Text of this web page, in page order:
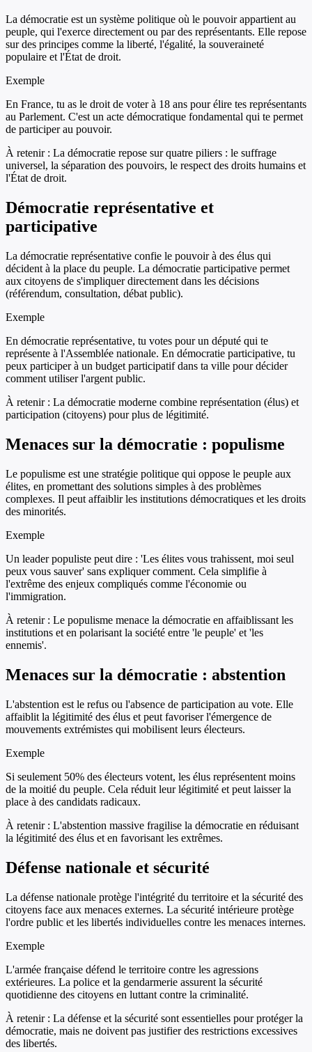
La démocratie est un système politique où le pouvoir appartient au
peuple, qui l'exerce directement ou par des représentants. Elle repose
sur des principes comme la liberté, l'égalité, la souveraineté
populaire et l'État de droit.
Exemple
En France, tu as le droit de voter à 18 ans pour élire tes représentants
au Parlement. C'est un acte démocratique fondamental qui te permet
de participer au pouvoir.
À retenir : La démocratie repose sur quatre piliers : le suffrage
universel, la séparation des pouvoirs, le respect des droits humains et
l'État de droit.
Démocratie représentative et
participative
La démocratie représentative confie le pouvoir à des élus qui
décident à la place du peuple. La démocratie participative permet
aux citoyens de s'impliquer directement dans les décisions
(référendum, consultation, débat public).
Exemple
En démocratie représentative, tu votes pour un député qui te
représente à l'Assemblée nationale. En démocratie participative, tu
peux participer à un budget participatif dans ta ville pour décider
comment utiliser l'argent public.
À retenir : La démocratie moderne combine représentation (élus) et
participation (citoyens) pour plus de légitimité.
Menaces sur la démocratie : populisme
Le populisme est une stratégie politique qui oppose le peuple aux
élites, en promettant des solutions simples à des problèmes
complexes. Il peut affaiblir les institutions démocratiques et les droits
des minorités.
Exemple
Un leader populiste peut dire : 'Les élites vous trahissent, moi seul
peux vous sauver' sans expliquer comment. Cela simplifie à
l'extrême des enjeux compliqués comme l'économie ou
l'immigration.
À retenir : Le populisme menace la démocratie en affaiblissant les
institutions et en polarisant la société entre 'le peuple' et 'les
ennemis'.
Menaces sur la démocratie : abstention
L'abstention est le refus ou l'absence de participation au vote. Elle
affaiblit la légitimité des élus et peut favoriser l'émergence de
mouvements extrémistes qui mobilisent leurs électeurs.
Exemple
Si seulement 50% des électeurs votent, les élus représentent moins
de la moitié du peuple. Cela réduit leur légitimité et peut laisser la
place à des candidats radicaux.
À retenir : L'abstention massive fragilise la démocratie en réduisant
la légitimité des élus et en favorisant les extrêmes.
Défense nationale et sécurité
La défense nationale protège l'intégrité du territoire et la sécurité des
citoyens face aux menaces externes. La sécurité intérieure protège
l'ordre public et les libertés individuelles contre les menaces internes.
Exemple
L'armée française défend le territoire contre les agressions
extérieures. La police et la gendarmerie assurent la sécurité
quotidienne des citoyens en luttant contre la criminalité.
À retenir : La défense et la sécurité sont essentielles pour protéger la
démocratie, mais ne doivent pas justifier des restrictions excessives
des libertés.